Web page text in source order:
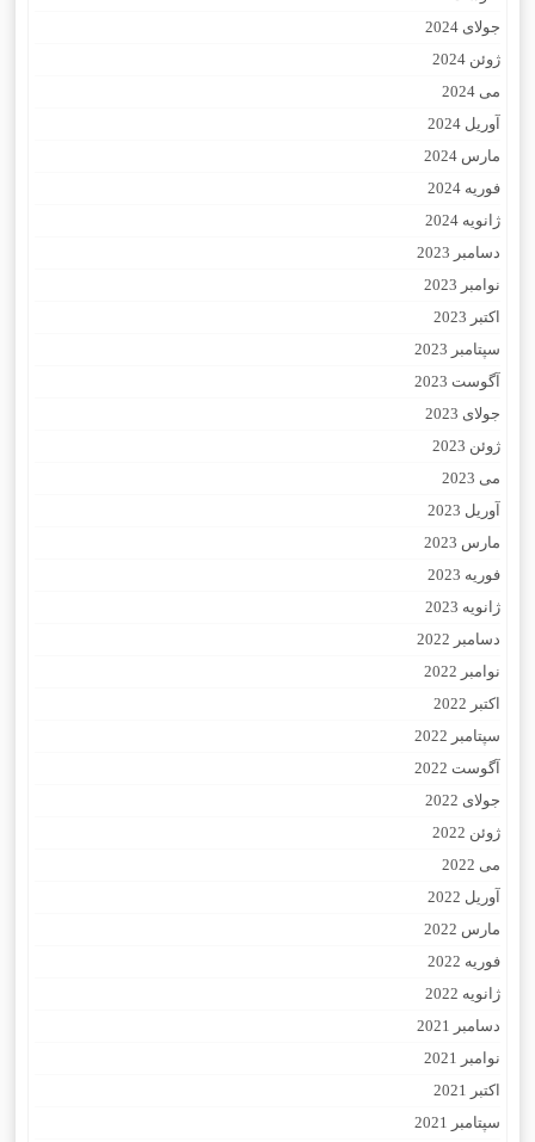
جولای 2024
ژوئن 2024
می 2024
آوریل 2024
مارس 2024
فوریه 2024
ژانویه 2024
دسامبر 2023
نوامبر 2023
اکتبر 2023
سپتامبر 2023
آگوست 2023
جولای 2023
ژوئن 2023
می 2023
آوریل 2023
مارس 2023
فوریه 2023
ژانویه 2023
دسامبر 2022
نوامبر 2022
اکتبر 2022
سپتامبر 2022
آگوست 2022
جولای 2022
ژوئن 2022
می 2022
آوریل 2022
مارس 2022
فوریه 2022
ژانویه 2022
دسامبر 2021
نوامبر 2021
اکتبر 2021
سپتامبر 2021